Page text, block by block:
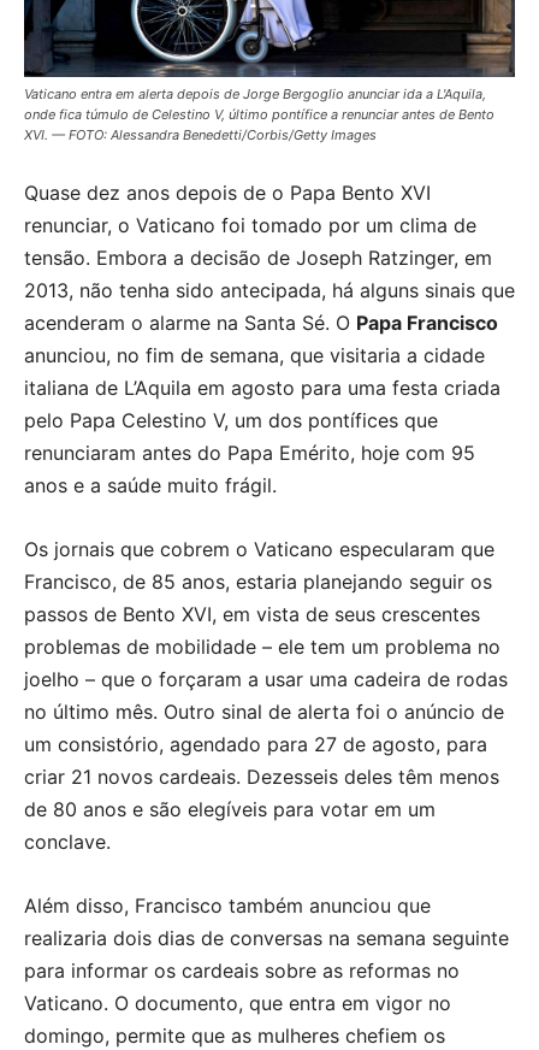
Vaticano entra em alerta depois de Jorge Bergoglio anunciar ida a L'Aquila,
onde fica túmulo de Celestino V, último pontífice a renunciar antes de Bento
XVI. — FOTO: Alessandra Benedetti/Corbis/Getty Images
Quase dez anos depois de o Papa Bento XVI
renunciar, o Vaticano foi tomado por um clima de
tensão. Embora a decisão de Joseph Ratzinger, em
2013, não tenha sido antecipada, há alguns sinais que
acenderam o alarme na Santa Sé. O Papa Francisco
anunciou, no fim de semana, que visitaria a cidade
italiana de L’Aquila em agosto para uma festa criada
pelo Papa Celestino V, um dos pontífices que
renunciaram antes do Papa Emérito, hoje com 95
anos e a saúde muito frágil.
Os jornais que cobrem o Vaticano especularam que
Francisco, de 85 anos, estaria planejando seguir os
passos de Bento XVI, em vista de seus crescentes
problemas de mobilidade – ele tem um problema no
joelho – que o forçaram a usar uma cadeira de rodas
no último mês. Outro sinal de alerta foi o anúncio de
um consistório, agendado para 27 de agosto, para
criar 21 novos cardeais. Dezesseis deles têm menos
de 80 anos e são elegíveis para votar em um
conclave.
Além disso, Francisco também anunciou que
realizaria dois dias de conversas na semana seguinte
para informar os cardeais sobre as reformas no
Vaticano. O documento, que entra em vigor no
domingo, permite que as mulheres chefiem os